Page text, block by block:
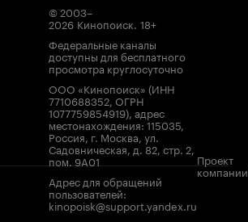
© 2003–
2026 Кинопоиск. 18+
Федеральные каналы
доступны для бесплатного
просмотра круглосуточно
ООО «Кинопоиск» (ИНН
7710688352, ОГРН
1077759854919), адрес
местонахождения: 115035,
Россия, г. Москва, ул.
Садовническая, д. 82, стр. 2,
пом. 9А01
Адрес для обращений
пользователей:
kinopoisk@support.yandex.ru
Проект
компании